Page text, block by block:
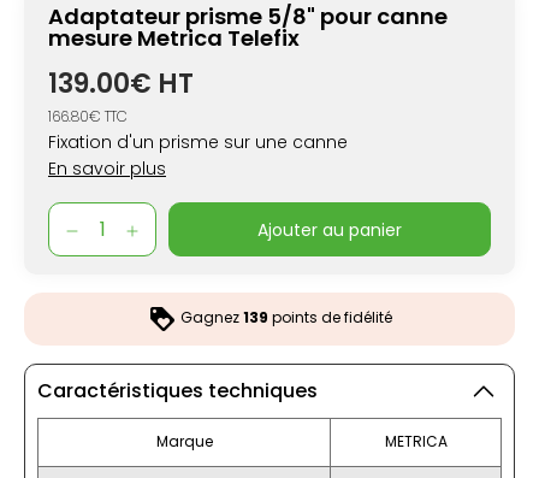
Adaptateur prisme 5/8" pour canne
mesure Metrica Telefix
139.00€ HT
166.80€ TTC
Fixation d'un prisme sur une canne
En savoir plus
ajouter au panier
Gagnez139 points de fidélité
Caractéristiques techniques
Marque METRICA